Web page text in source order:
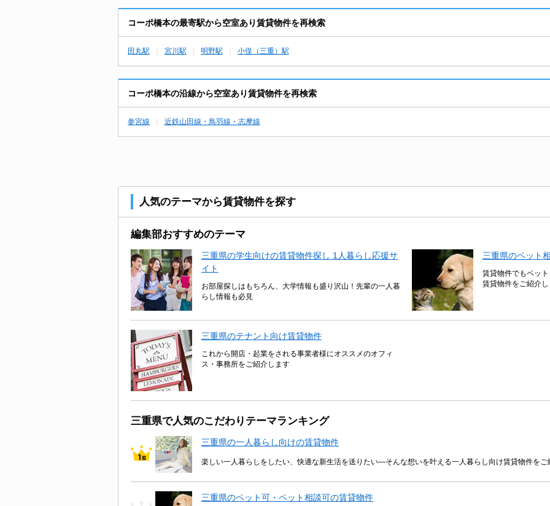
コーポ橋本の最寄駅から空室あり賃貸物件を再検索
田丸駅 宮川駅 明野駅 小俣（三重）駅
コーポ橋本の沿線から空室あり賃貸物件を再検索
参宮線 近鉄山田線・鳥羽線・志摩線
人気のテーマから賃貸物件を探す
編集部おすすめのテーマ
三重県の学生向けの賃貸物件探し 1人暮らし応援サ
イト
お部屋探しはもちろん、大学情報も盛り沢山！先輩の一人暮
らし情報も必見
三重県のペット
賃貸物件でもペッ
賃貸物件をご紹介
三重県のテナント向け賃貸物件
これから開店・起業をされる事業者様にオススメのオフィ
ス・事務所をご紹介します
三重県で人気のこだわりテーマランキング
三重県の一人暮らし向けの賃貸物件
楽しい一人暮らしをしたい、快適な新生活を送りたい―そんな想いを叶える一人暮らし向け賃貸物件をご
三重県のペット可・ペット相談可の賃貸物件